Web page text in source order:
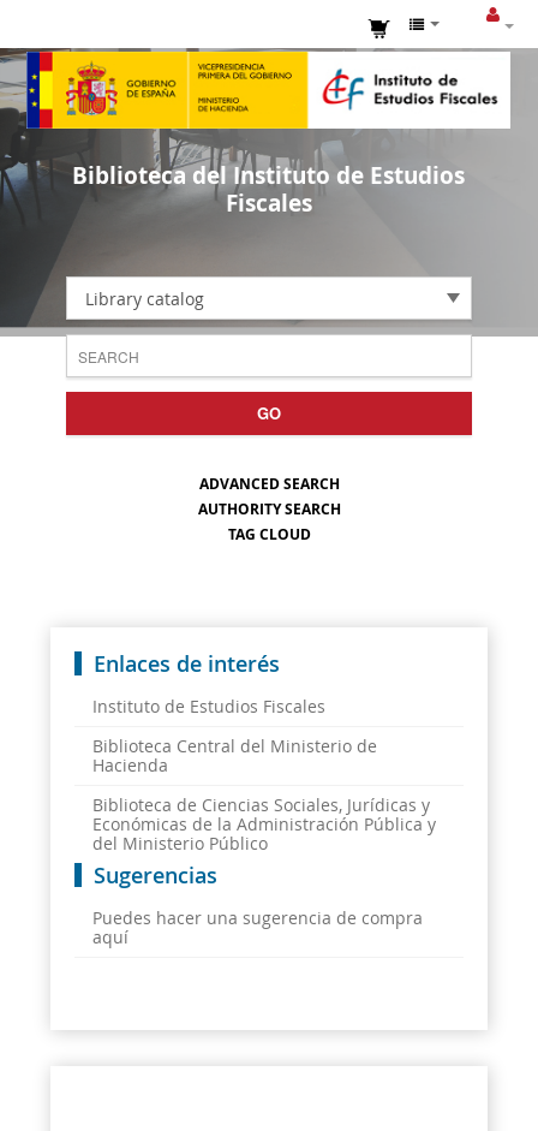
Biblioteca del Instituto de Estudios
Fiscales
Library catalog
GO
ADVANCED SEARCH
AUTHORITY SEARCH
TAG CLOUD
Enlaces de interés
Instituto de Estudios Fiscales
Biblioteca Central del Ministerio de
Hacienda
Biblioteca de Ciencias Sociales, Jurídicas y
Económicas de la Administración Pública y
del Ministerio Público
Sugerencias
Puedes hacer una sugerencia de compra
aquí